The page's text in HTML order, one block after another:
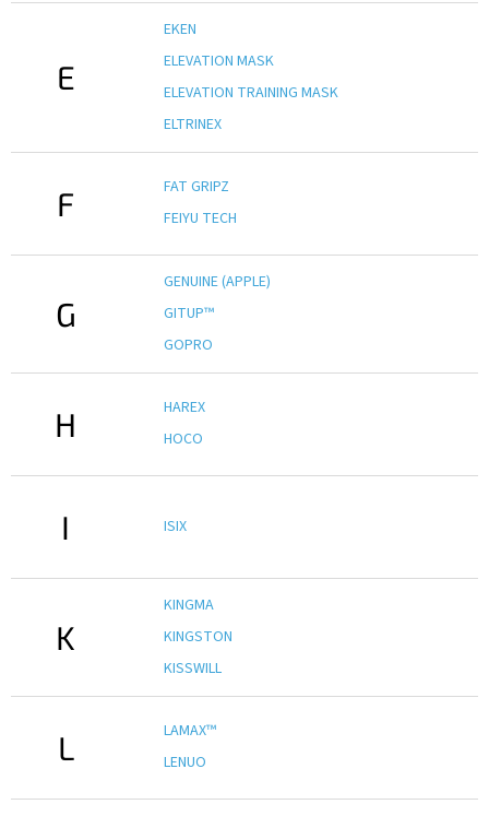
Sportovní
Příslušenství
Webkamery
kamery
E
EKEN
ELEVATION MASK
ELEVATION TRAINING MASK
ELTRINEX
F
FAT GRIPZ
FEIYU TECH
G
GENUINE (APPLE)
GITUP™
GOPRO
H
HAREX
HOCO
I ISIX
K
KINGMA
KINGSTON
KISSWILL
L
LAMAX™
LENUO